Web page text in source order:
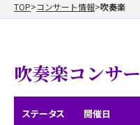
TOP コンサート情報 吹奏楽
吹奏楽コンサ
ステータス 開催日